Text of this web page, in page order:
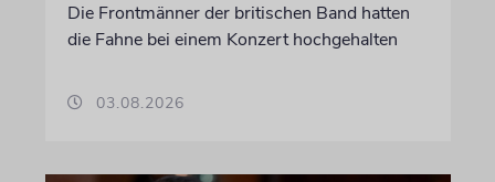
Die Frontmänner der britischen Band hatten
die Fahne bei einem Konzert hochgehalten
03.08.2026